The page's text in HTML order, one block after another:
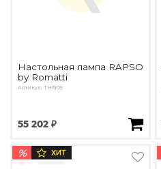
Настольная лампа RAPSO
by Romatti
Артикул: TH3105
55 202 ₽
% ХИТ